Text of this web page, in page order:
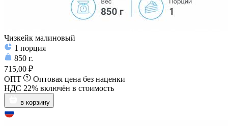
Чизкейк малиновый
1 порция
850 г.
715,00 ₽
ОПТ
Оптовая цена без наценки
НДС 22% включён в стоимость
в корзину